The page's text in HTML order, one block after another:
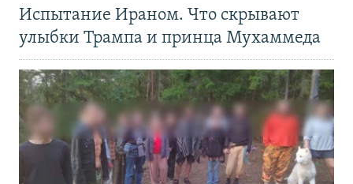
Испытание Ираном. Что скрывают
улыбки Трампа и принца Мухаммеда